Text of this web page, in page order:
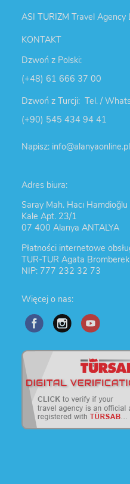
ASI TURIZM Travel
KONTAKT
Dzwoń z Polski:
(+48) 61 666 37 00
Dzwoń z Turcji: Tel. /
(+90) 545 434 94 41
Napisz: info@alanyaonline.pl
Adres biura:
Saray Mah. Hacı Hamdioğlu
Kale Apt. 23/1
07 400 Alanya ANTALYA
Płatności internetowe
TUR-TUR Agata
NIP: 777 232 32 73
Więcej o nas: